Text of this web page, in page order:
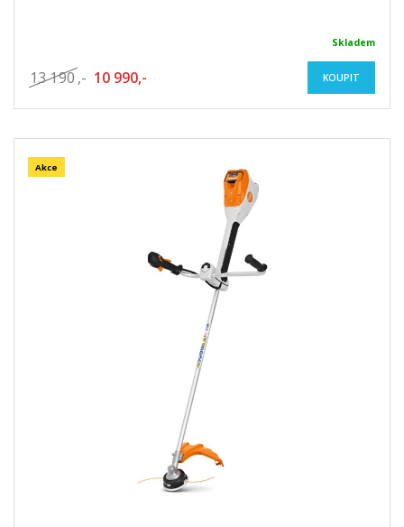
Skladem
13 190 ,- 10 990,- KOUPIT
Akce